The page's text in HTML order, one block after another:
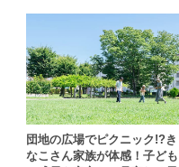
団地の広場でピクニック!?き
なこさん家族が体感！子ども